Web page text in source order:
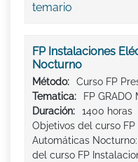
temario
FP Instalaciones
Nocturno
Método:
Curso FP
Tematica:
FP GRADO
Duración:
1400 horas
Objetivos del curso
Automáticas
del curso FP